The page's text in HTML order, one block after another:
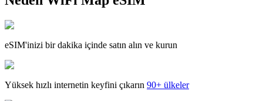
eSIM'inizi bir dakika içinde satın alın ve kurun
Yüksek hızlı internetin keyfini çıkarın 90+ ülkeler